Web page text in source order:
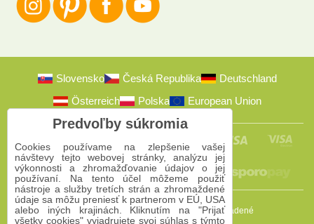
Slovensko Česká Republika
Deutschland
Österreich
Polska European Union
2009-2026 © Bomba s.r.o.Všetky práva vyhradené
Predvoľby súkromia
Cookies používame na zlepšenie vašej
návštevy tejto webovej stránky, analýzu jej
výkonnosti a zhromažďovanie údajov o jej
používaní. Na tento účel môžeme použiť
nástroje a služby tretích strán a zhromaždené
údaje sa môžu preniesť k partnerom v EÚ, USA
alebo iných krajinách. Kliknutím na "Prijať
všetky cookies" vyjadrujete svoj súhlas s týmto